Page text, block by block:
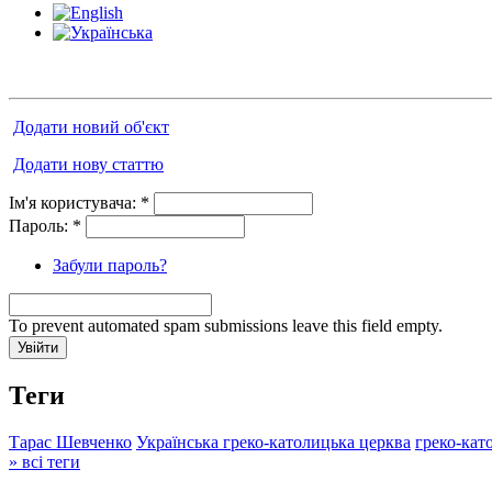
Додати новий об'єкт
Додати нову статтю
Ім'я користувача: *
Пароль: *
Забули пароль?
To prevent automated spam submissions leave this field empty.
Теги
Тарас Шевченко Українська греко-католицька церква греко-
» всі теги